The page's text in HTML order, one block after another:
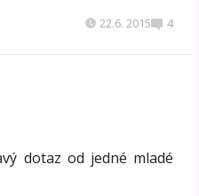
22.6. 2015 4
dotaz od jedné mladé